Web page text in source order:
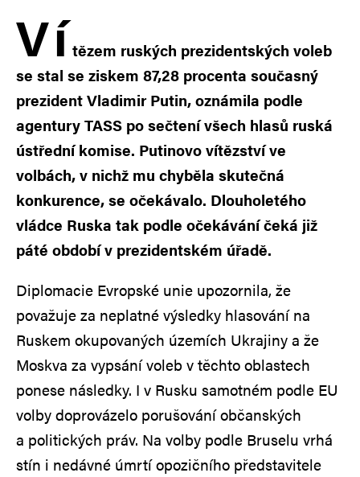
Ví tězem ruských prezidentských voleb
se stal se ziskem 87,28 procenta současný
prezident Vladimir Putin, oznámila podle
agentury TASS po sečtení všech hlasů ruská
ústřední komise. Putinovo vítězství ve
volbách, v nichž mu chyběla skutečná
konkurence, se očekávalo. Dlouholetého
vládce Ruska tak podle očekávání čeká již
páté období v prezidentském úřadě.
Diplomacie Evropské unie upozornila, že
považuje za neplatné výsledky hlasování na
Ruskem okupovaných územích Ukrajiny a že
Moskva za vypsání voleb v těchto oblastech
ponese následky. I v Rusku samotném podle EU
volby doprovázelo porušování občanských
a politických práv. Na volby podle Bruselu vrhá
stín i nedávné úmrtí opozičního představitele